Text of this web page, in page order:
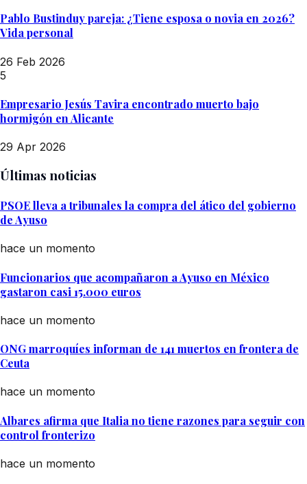
Pablo Bustinduy pareja: ¿Tiene esposa o novia en 2026?
Vida personal
26 Feb 2026
5
Empresario Jesús Tavira encontrado muerto bajo
hormigón en Alicante
29 Apr 2026
Últimas noticias
PSOE lleva a tribunales la compra del ático del gobierno
de Ayuso
hace un momento
Funcionarios que acompañaron a Ayuso en México
gastaron casi 15.000 euros
hace un momento
ONG marroquíes informan de 141 muertos en frontera de
Ceuta
hace un momento
Albares afirma que Italia no tiene razones para seguir con
control fronterizo
hace un momento